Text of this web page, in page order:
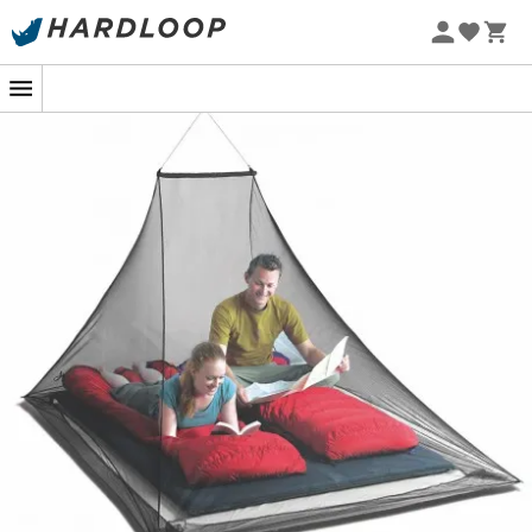
Zomeraanbiedingen 🔥 -5% EXTRA vanaf 2 producten* met
Je kunt wel zeggen dat je alles weet over muggenbeten!
Sinds je jeugd ben je altijd een geliefd doelwit geweest
voor deze vliegende parasieten. Eén nacht is genoeg
om je lichaam te zien bedekt met talloze bultjes.
Het is hoog tijd om je dodelijke wapen tevoorschijn te